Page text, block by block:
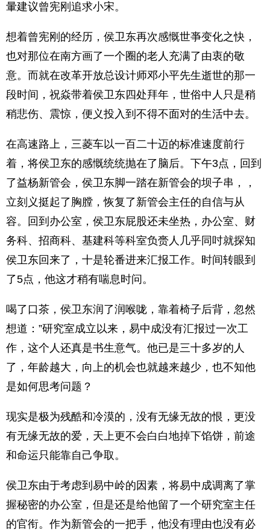
暈建议曾宪刚追求小宋。
想着曾宪刚的经历，侯卫东再次感慨世亊变化之快，
也对那位在南方画了一个圈的老人充满了由衷的敬
意。而就在改革开放总设计师邓小平先生逝世的那一
段时间，祝焱带着侯卫东四处拜年，世俗中人只是稍
稍悲伤、震惊，便义投入到不得不面对的生活中去。
在高速路上，三菱车以一百二十迈的标准速度前行
着，将侯卫东的感慨统统抛在了脑后。下午3点，回到
了益杨新管会，侯卫东脚一踏在新管会的坝子串，，
立刻义挺起了胸膛，恢复了新管会主任的自信与从
容。回到办公室，侯卫东屁股还未坐热，办公室、财
务科、招商科、基建科等科室负赍人几乎同吋就探知
侯卫东回来了，十是轮番进来汇报工作。时间转眼到
了5点，他这才稍有喘息时问。
喝了口茶，侯卫东润了润喉咙，靠着椅子后背，忽然
想道：”研究室成立以来，易中成没有汇报过一次工
作，这个人还真是书生意气。他已是三十多岁的人
了，年龄越大，向上的机会也就越来越少，也不知他
是如何思考问题？
现实是极为残酷和冷漠的，没有无缘无故的恨，更没
有无缘无故的爱，天上更不会白白地掉下馅饼，前途
和命运只能靠自己争取。
侯卫东由于考虑到易中岭的因素，将易中成调离了掌
握秘密的办公室，但是还是给他留了一个研究室主任
的官衔。作为新管会的一把手，他没有理由也没有必